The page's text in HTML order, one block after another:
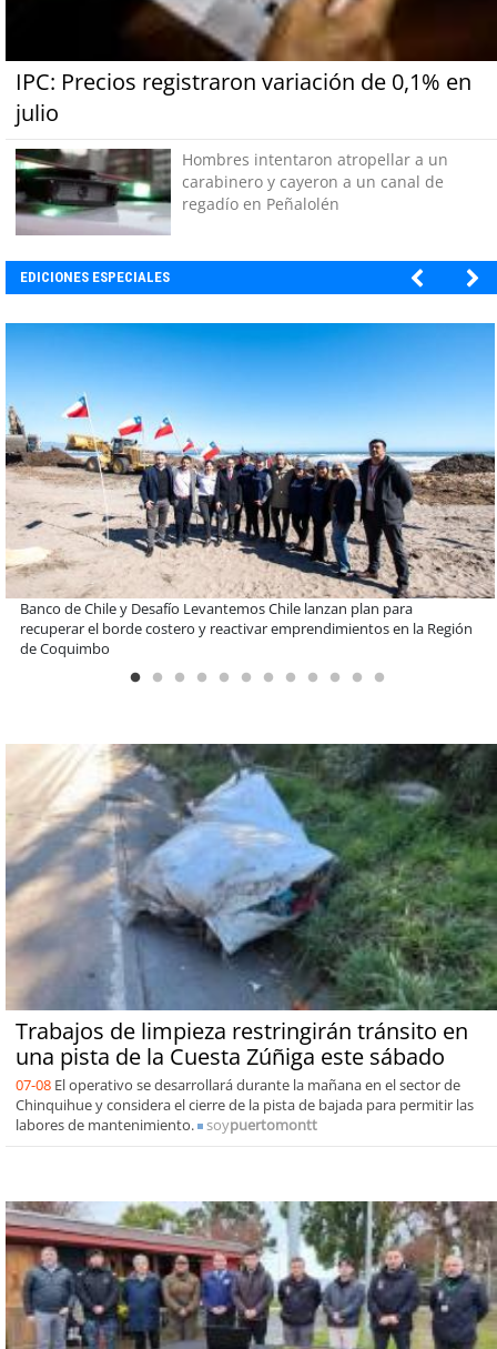
IPC: Precios registraron variación de 0,1% en
julio
Hombres intentaron atropellar a un
carabinero y cayeron a un canal de
regadío en Peñalolén
EDICIONES ESPECIALES
Miguel Palacios asume la presidencia de Magallanes Puerto
Sostenible con foco en la vinculación ciudadana
Trabajos de limpieza restringirán tránsito en
una pista de la Cuesta Zúñiga este sábado
07-08 El operativo se desarrollará durante la mañana en el sector de
Chinquihue y considera el cierre de la pista de bajada para permitir las
labores de mantenimiento.
soypuertomontt